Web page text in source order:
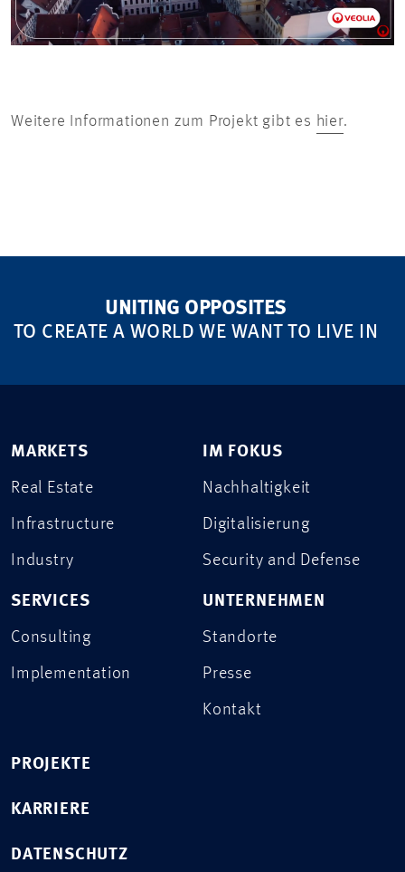
Weitere Informationen zum Projekt gibt es hier.
UNITING OPPOSITES
TO CREATE A WORLD WE WANT TO LIVE IN
MARKETS
Real Estate
Infrastructure
Industry
SERVICES
Consulting
Implementation
IM FOKUS
Nachhaltigkeit
Digitalisierung
Security and Defense
UNTERNEHMEN
Standorte
Presse
Kontakt
PROJEKTE
KARRIERE
DATENSCHUTZ